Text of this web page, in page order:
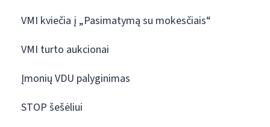
VMI kviečia į „Pasimatymą su mokesčiais“
VMI turto aukcionai
Įmonių VDU palyginimas
STOP šešėliui